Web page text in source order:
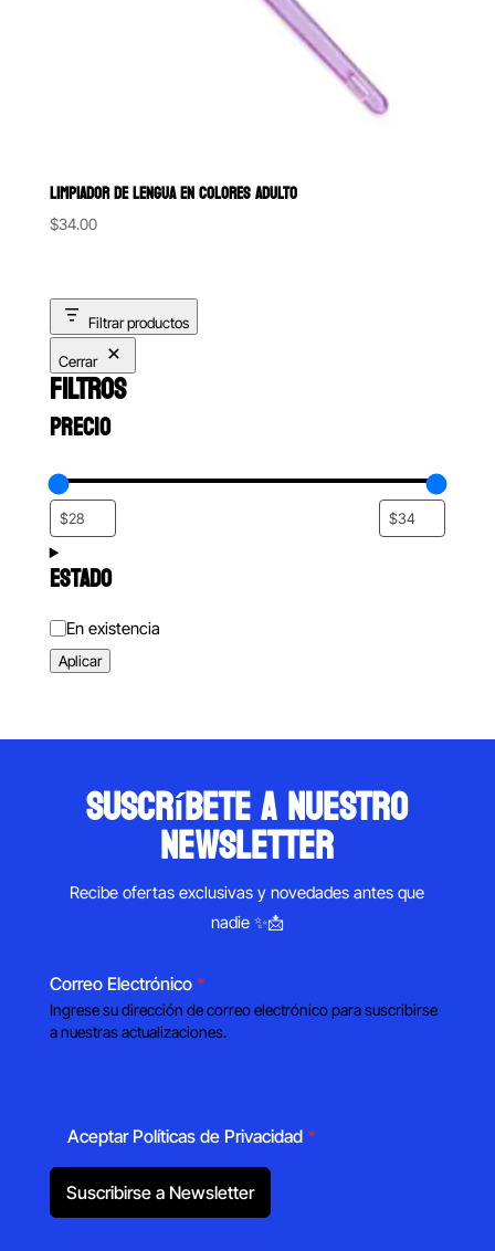
LIMPIADOR DE LENGUA EN COLORES ADULTO
$34.00
Filtrar productos
Cerrar
FILTROS
PRECIO
ESTADO
Estado
En existencia
Aplicar
suscríbete a nuestro
newsletter
Recibe ofertas exclusivas y novedades antes que
nadie ✨📩
Correo Electrónico *
Ingrese su dirección de correo electrónico para suscribirse
a nuestras actualizaciones.
Aceptar Políticas de Privacidad *
Suscribirse a Newsletter